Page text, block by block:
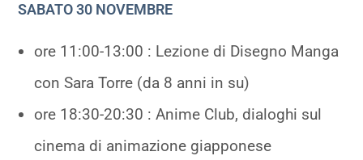
SABATO 30 NOVEMBRE
ore 11:00-13:00 : Lezione di Disegno Manga
con Sara Torre (da 8 anni in su)
ore 18:30-20:30 : Anime Club, dialoghi sul
cinema di animazione giapponese